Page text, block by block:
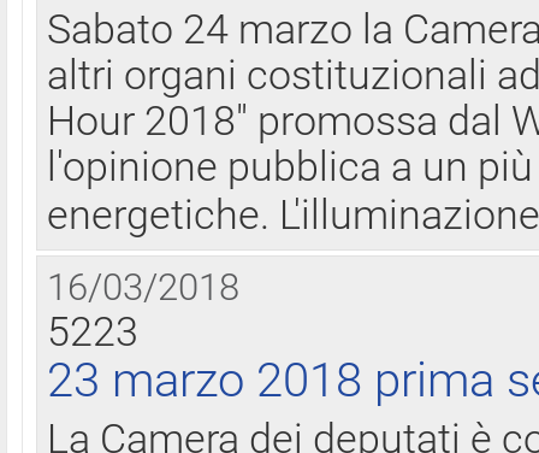
Sabato 24 marzo la
altri organi costituzionali
Hour 2018" promossa dal
l'opinione pubblica a un
energetiche.
16/03/2018
5223
23 marzo 2018 prima
La Camera dei deputati è